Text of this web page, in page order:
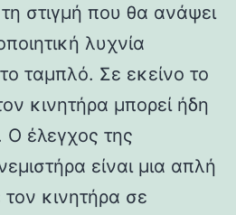
στιγμή που θα ανάψει
λυχνία
ταμπλό. Σε εκείνο το
κινητήρα μπορεί ήδη
Ο έλεγχος της
είναι μια απλή
τον κινητήρα σε